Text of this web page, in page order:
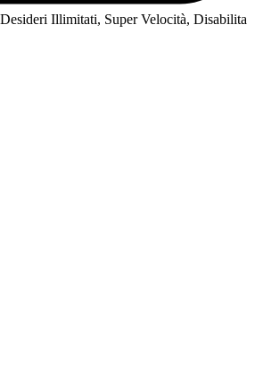
Illimitati, Super Velocità, Disabilita